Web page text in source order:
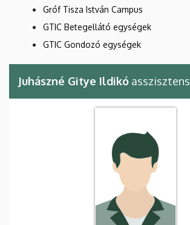
Gróf Tisza István Campus
GTIC Betegellátó egységek
GTIC Gondozó egységek
Juhászné Gitye Ildikó asszisztens